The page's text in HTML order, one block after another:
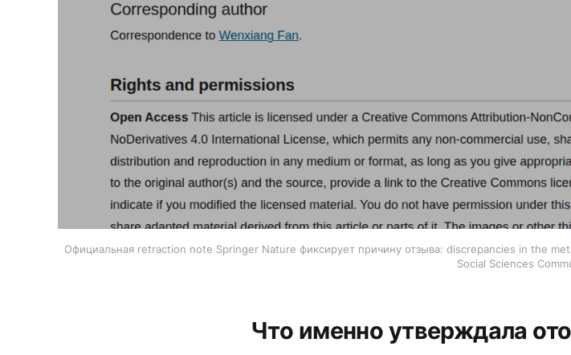
Официальная retraction note Springer Nature фиксирует причину отзыва: discrepancies in the
Social Sciences
Что именно утверждала